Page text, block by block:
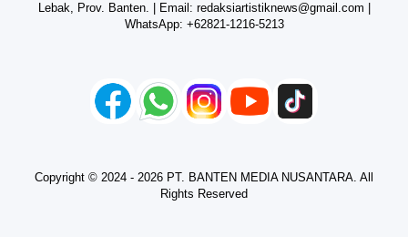
Lebak, Prov. Banten. | Email: redaksiartistiknews@gmail.com
WhatsApp: +62821-1216-5213
Copyright © 2024 - 2026 PT. BANTEN MEDIA NUSANTARA. All
Rights Reserved